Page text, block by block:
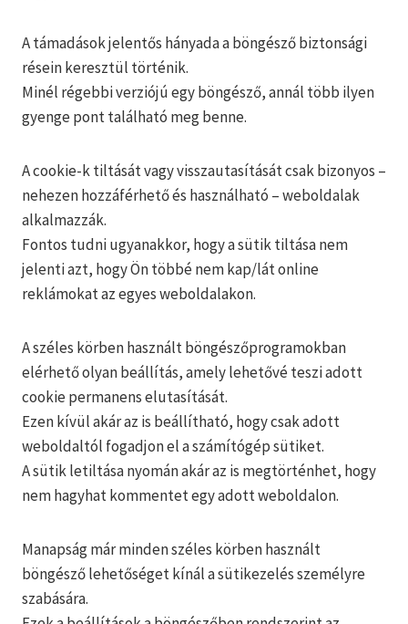
A támadások jelentős hányada a böngésző biztonsági
résein keresztül történik.
Minél régebbi verziójú egy böngésző, annál több ilyen
gyenge pont található meg benne.
A cookie-k tiltását vagy visszautasítását csak bizonyos –
nehezen hozzáférhető és használható – weboldalak
alkalmazzák.
Fontos tudni ugyanakkor, hogy a sütik tiltása nem
jelenti azt, hogy Ön többé nem kap/lát online
reklámokat az egyes weboldalakon.
A széles körben használt böngészőprogramokban
elérhető olyan beállítás, amely lehetővé teszi adott
cookie permanens elutasítását.
Ezen kívül akár az is beállítható, hogy csak adott
weboldaltól fogadjon el a számítógép sütiket.
A sütik letiltása nyomán akár az is megtörténhet, hogy
nem hagyhat kommentet egy adott weboldalon.
Manapság már minden széles körben használt
böngésző lehetőséget kínál a sütikezelés személyre
szabására.